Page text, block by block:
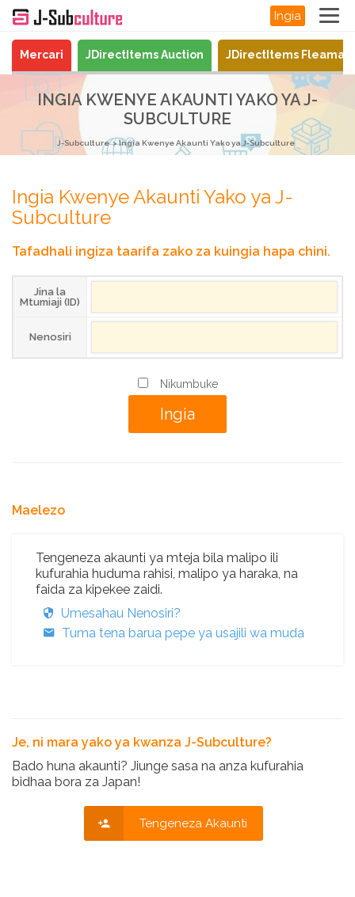
Ingia
Mercari JDirectItems Auction JDirectItems
INGIA KWENYE AKAUNTI YAKO YA J-
SUBCULTURE
J-Subculture Ingia Kwenye Akaunti Yako ya J-Subculture
Ingia Kwenye Akaunti Yako ya J-
Subculture
Tafadhali ingiza taarifa zako za kuingia hapa chini.
Jina la
Mtumiaji (ID)
Nenosiri
Nikumbuke
Maelezo
Tengeneza akaunti ya mteja bila malipo ili
kufurahia huduma rahisi, malipo ya haraka, na
faida za kipekee zaidi.
Umesahau Nenosiri?
Tuma tena barua pepe ya usajili wa muda
Je, ni mara yako ya kwanza J-Subculture?
Bado huna akaunti? Jiunge sasa na anza kufurahia
bidhaa bora za Japan!
Tengeneza Akaunti